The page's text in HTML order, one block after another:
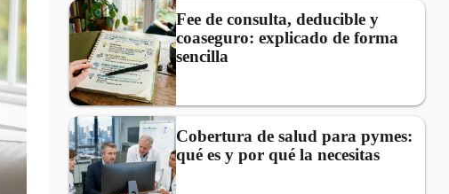
Fee de consulta, deducible y
coaseguro: explicado de forma
sencilla
Cobertura de salud para pymes:
qué es y por qué la necesitas